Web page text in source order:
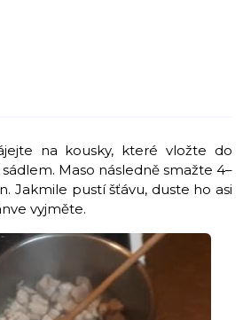
na kousky, které vložte do
Maso následně smažte 4–
Jakmile pustí šťávu, duste ho asi
vyjměte.